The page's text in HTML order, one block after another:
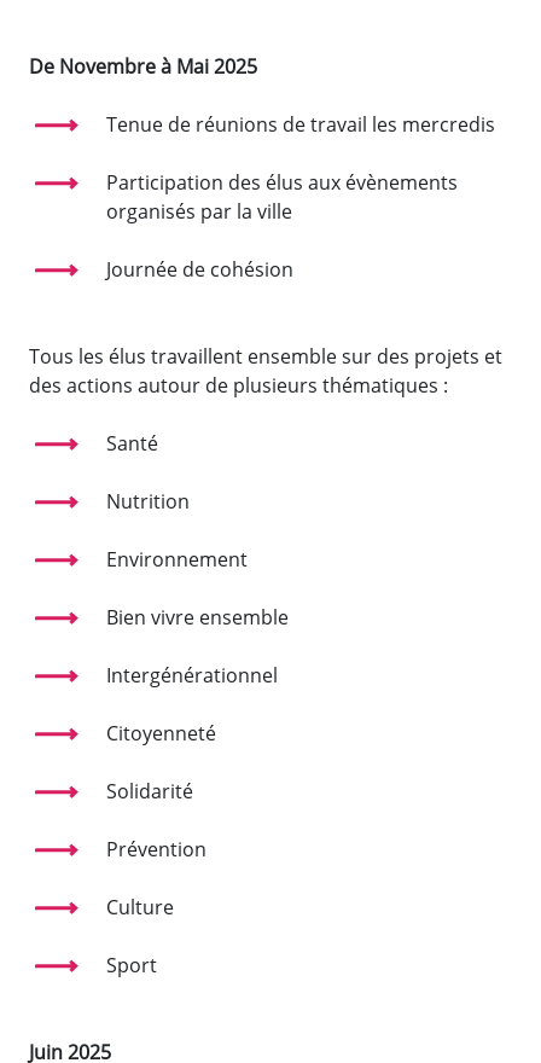
De Novembre à Mai 2025
Tenue de réunions de travail les mercredis
Participation des élus aux évènements
organisés par la ville
Journée de cohésion
Tous les élus travaillent ensemble sur des projets et
des actions autour de plusieurs thématiques :
Santé
Nutrition
Environnement
Bien vivre ensemble
Intergénérationnel
Citoyenneté
Solidarité
Prévention
Culture
Sport
Juin 2025